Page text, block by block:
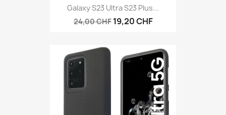
Galaxy S23 Ultra S23 Plus...
24,00 CHF 19,20 CHF